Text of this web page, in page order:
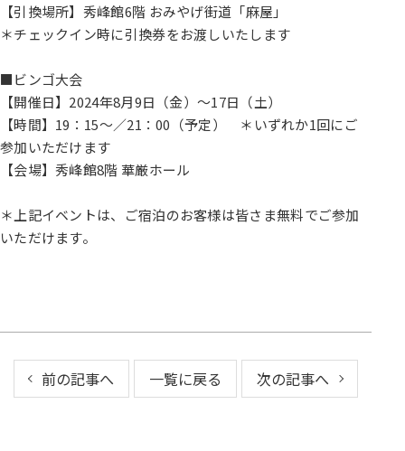
【引換場所】秀峰館6階 おみやげ街道「麻屋」
＊チェックイン時に引換券をお渡しいたします
■ビンゴ大会
【開催日】2024年8月9日（金）～17日（土）
【時間】19：15～／21：00（予定） ＊いずれか1回にご
参加いただけます
【会場】秀峰館8階 華厳ホール
＊上記イベントは、ご宿泊のお客様は皆さま無料でご参加
いただけます。
前の記事へ 一覧に戻る 次の記事へ